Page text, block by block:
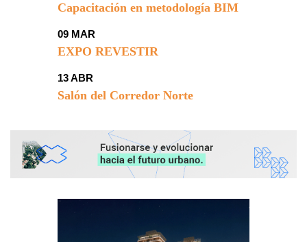
Capacitación en metodología BIM
09 MAR
EXPO REVESTIR
13 ABR
Salón del Corredor Norte